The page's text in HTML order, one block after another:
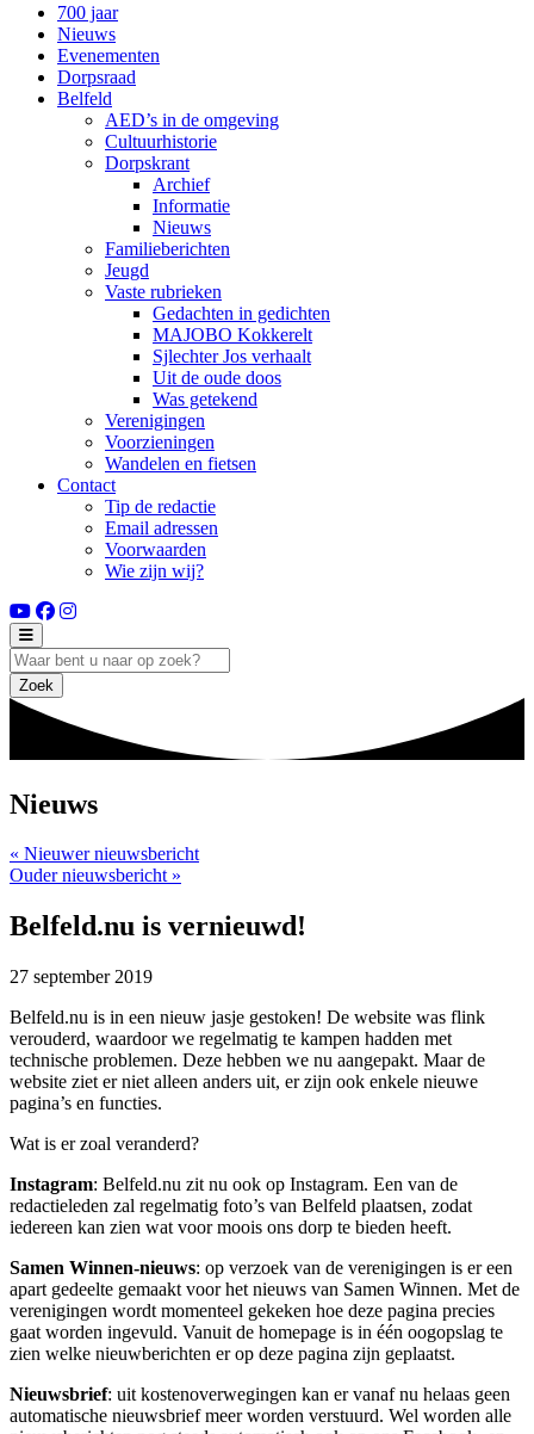
700 jaar
Nieuws
Evenementen
Dorpsraad
Belfeld
AED’s in de omgeving
Cultuurhistorie
Dorpskrant
Archief
Informatie
Nieuws
Familieberichten
Jeugd
Vaste rubrieken
Gedachten in gedichten
MAJOBO Kokkerelt
Sjlechter Jos verhaalt
Uit de oude doos
Was getekend
Verenigingen
Voorzieningen
Wandelen en fietsen
Contact
Tip de redactie
Email adressen
Voorwaarden
Wie zijn wij?
Zoek
Nieuws
« Nieuwer nieuwsbericht
Ouder nieuwsbericht »
Belfeld.nu is vernieuwd!
27 september 2019
Belfeld.nu is in een nieuw jasje gestoken! De website was flink
verouderd, waardoor we regelmatig te kampen hadden met
technische problemen. Deze hebben we nu aangepakt. Maar de
website ziet er niet alleen anders uit, er zijn ook enkele nieuwe
pagina’s en functies.
Wat is er zoal veranderd?
Instagram: Belfeld.nu zit nu ook op Instagram. Een van de
redactieleden zal regelmatig foto’s van Belfeld plaatsen, zodat
iedereen kan zien wat voor moois ons dorp te bieden heeft.
Samen Winnen-nieuws: op verzoek van de verenigingen is er een
apart gedeelte gemaakt voor het nieuws van Samen Winnen. Met de
verenigingen wordt momenteel gekeken hoe deze pagina precies
gaat worden ingevuld. Vanuit de homepage is in één oogopslag te
zien welke nieuwberichten er op deze pagina zijn geplaatst.
Nieuwsbrief: uit kostenoverwegingen kan er vanaf nu helaas geen
automatische nieuwsbrief meer worden verstuurd. Wel worden alle